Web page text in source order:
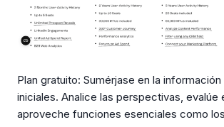
Plan gratuito: Sumérjase en la
iniciales. Analice las perspectivas, evalúe
aproveche funciones esenciales como